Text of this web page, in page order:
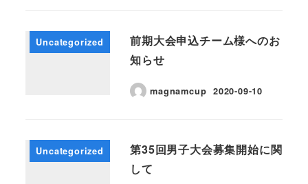
Uncategorized
前期大会申込チーム様へのお
知らせ
magnamcup 2020-09-10
Uncategorized
第35回男子大会募集開始に関
して